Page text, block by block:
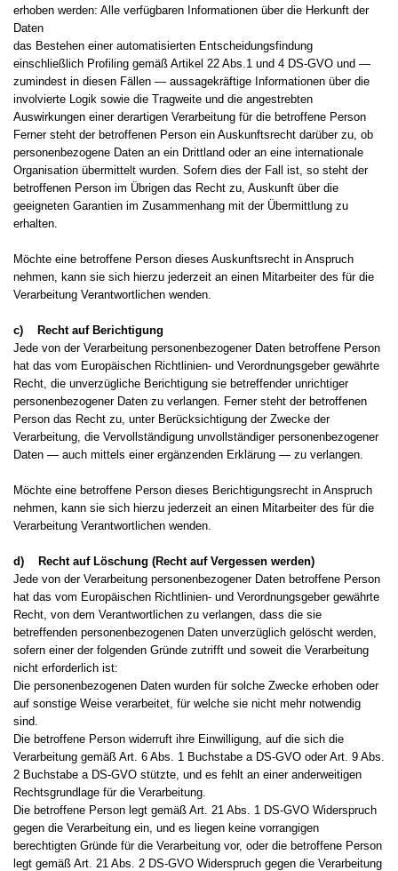
erhoben werden: Alle verfügbaren Informationen über die Herkunft der
Daten
das Bestehen einer automatisierten Entscheidungsfindung
einschließlich Profiling gemäß Artikel 22 Abs.1 und 4 DS-GVO und —
zumindest in diesen Fällen — aussagekräftige Informationen über die
involvierte Logik sowie die Tragweite und die angestrebten
Auswirkungen einer derartigen Verarbeitung für die betroffene Person
Ferner steht der betroffenen Person ein Auskunftsrecht darüber zu, ob
personenbezogene Daten an ein Drittland oder an eine internationale
Organisation übermittelt wurden. Sofern dies der Fall ist, so steht der
betroffenen Person im Übrigen das Recht zu, Auskunft über die
geeigneten Garantien im Zusammenhang mit der Übermittlung zu
erhalten.
Möchte eine betroffene Person dieses Auskunftsrecht in Anspruch
nehmen, kann sie sich hierzu jederzeit an einen Mitarbeiter des für die
Verarbeitung Verantwortlichen wenden.
c) Recht auf Berichtigung
Jede von der Verarbeitung personenbezogener Daten betroffene Person
hat das vom Europäischen Richtlinien- und Verordnungsgeber gewährte
Recht, die unverzügliche Berichtigung sie betreffender unrichtiger
personenbezogener Daten zu verlangen. Ferner steht der betroffenen
Person das Recht zu, unter Berücksichtigung der Zwecke der
Verarbeitung, die Vervollständigung unvollständiger personenbezogener
Daten — auch mittels einer ergänzenden Erklärung — zu verlangen.
Möchte eine betroffene Person dieses Berichtigungsrecht in Anspruch
nehmen, kann sie sich hierzu jederzeit an einen Mitarbeiter des für die
Verarbeitung Verantwortlichen wenden.
d) Recht auf Löschung (Recht auf Vergessen werden)
Jede von der Verarbeitung personenbezogener Daten betroffene Person
hat das vom Europäischen Richtlinien- und Verordnungsgeber gewährte
Recht, von dem Verantwortlichen zu verlangen, dass die sie
betreffenden personenbezogenen Daten unverzüglich gelöscht werden,
sofern einer der folgenden Gründe zutrifft und soweit die Verarbeitung
nicht erforderlich ist:
Die personenbezogenen Daten wurden für solche Zwecke erhoben oder
auf sonstige Weise verarbeitet, für welche sie nicht mehr notwendig
sind.
Die betroffene Person widerruft ihre Einwilligung, auf die sich die
Verarbeitung gemäß Art. 6 Abs. 1 Buchstabe a DS-GVO oder Art. 9 Abs.
2 Buchstabe a DS-GVO stützte, und es fehlt an einer anderweitigen
Rechtsgrundlage für die Verarbeitung.
Die betroffene Person legt gemäß Art. 21 Abs. 1 DS-GVO Widerspruch
gegen die Verarbeitung ein, und es liegen keine vorrangigen
berechtigten Gründe für die Verarbeitung vor, oder die betroffene Person
legt gemäß Art. 21 Abs. 2 DS-GVO Widerspruch gegen die Verarbeitung